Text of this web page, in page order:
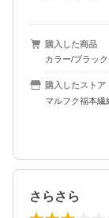
購入した商品
カラー/ブラッ
購入したストア
マルフク福本繊
さらさら